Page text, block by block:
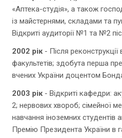
«Аптека-студія», а також
із майстернями, складами та
Відкриті аудиторії №1 та №2
2002 рік- Після реконструкції
факультетів; здобута перша
вчених України доцентом
2003 рік- Відкриті кафедри:
2; нервових хвороб; сімейної
навчання іноземних студентів
Премію Президента України в